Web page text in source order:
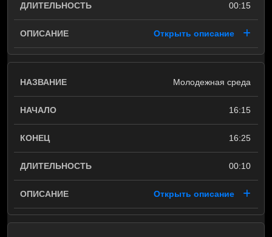
00:15
Открыть описание
Молодежная среда
16:15
16:25
00:10
Открыть описание